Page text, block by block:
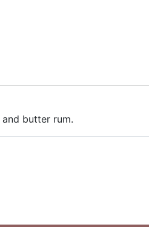
butter rum.